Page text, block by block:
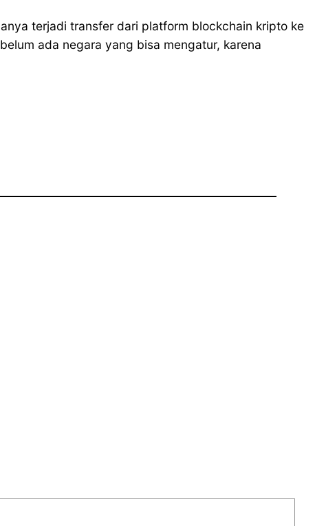
terjadi transfer dari platform blockchain kripto ke
ada negara yang bisa mengatur, karena